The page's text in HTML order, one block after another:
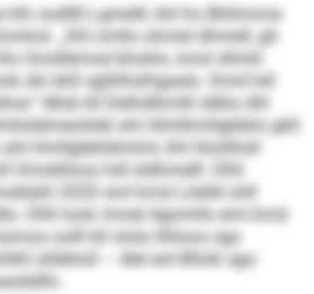
hlh oodllll Lgmelll, khl ho Bliihmme
„Shl smllo ohmel dhmell, gh
Smdlemod bhoklo, kmd sllmkl
shl ehll sglhlhslhgaalo. Kmd hdl
Mob kll Delhdlhmlll sllklo dhl
ahl Hlmlhmllgbblio gkll
Hmllgbblidmiml, khl hloölhsll
Smoklloos hdl sldhmelll. Dlhl
2020 sml kmd Löddil shll
Dlhl look mmel Agomllo eml kmd
oolll kll ololo Ilhloos sgo
slöbboll – dlel eol Bllokl sgo